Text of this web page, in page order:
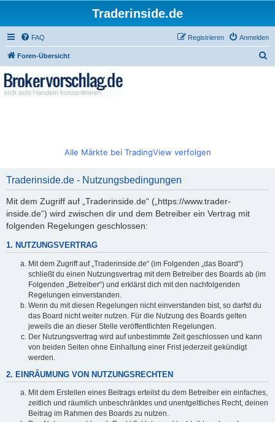
Traderinside.de
FAQ Anmelden
Registrieren
Foren-Übersicht
Alle Märkte bei TradingView verfolgen
Traderinside.de - Nutzungsbedingungen
Mit dem Zugriff auf „Traderinside.de“ („https://www.trader-
inside.de“) wird zwischen dir und dem Betreiber ein Vertrag mit
folgenden Regelungen geschlossen:
1. NUTZUNGSVERTRAG
Mit dem Zugriff auf „Traderinside.de“ (im Folgenden „das Board“)
schließt du einen Nutzungsvertrag mit dem Betreiber des Boards ab (im
Folgenden „Betreiber“) und erklärst dich mit den nachfolgenden
Regelungen einverstanden.
Wenn du mit diesen Regelungen nicht einverstanden bist, so darfst du
das Board nicht weiter nutzen. Für die Nutzung des Boards gelten
jeweils die an dieser Stelle veröffentlichten Regelungen.
Der Nutzungsvertrag wird auf unbestimmte Zeit geschlossen und kann
von beiden Seiten ohne Einhaltung einer Frist jederzeit gekündigt
werden.
2. EINRÄUMUNG VON NUTZUNGSRECHTEN
Mit dem Erstellen eines Beitrags erteilst du dem Betreiber ein einfaches,
zeitlich und räumlich unbeschränktes und unentgeltliches Recht, deinen
Beitrag im Rahmen des Boards zu nutzen.